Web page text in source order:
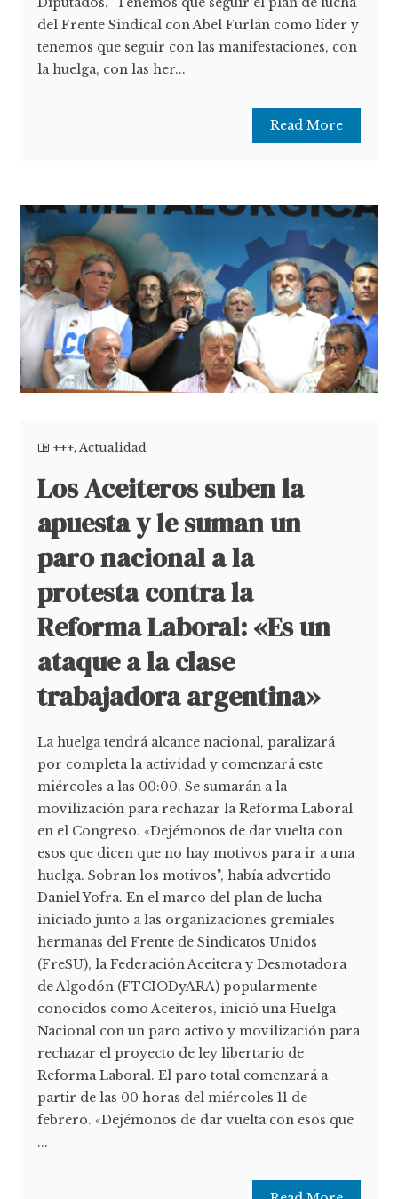
del Frente Sindical con Abel Furlán como líder y
tenemos que seguir con las manifestaciones, con
la huelga, con las her...
Read More
+++,Actualidad
Los Aceiteros suben la
apuesta y le suman un
paro nacional a la
protesta contra la
Reforma Laboral: «Es un
ataque a la clase
trabajadora argentina»
La huelga tendrá alcance nacional, paralizará
por completa la actividad y comenzará este
miércoles a las 00:00. Se sumarán a la
movilización para rechazar la Reforma Laboral
en el Congreso. «Dejémonos de dar vuelta con
esos que dicen que no hay motivos para ir a una
huelga. Sobran los motivos", había advertido
Daniel Yofra. En el marco del plan de lucha
iniciado junto a las organizaciones gremiales
hermanas del Frente de Sindicatos Unidos
(FreSU), la Federación Aceitera y Desmotadora
de Algodón (FTCIODyARA) popularmente
conocidos como Aceiteros, inició una Huelga
Nacional con un paro activo y movilización para
rechazar el proyecto de ley libertario de
Reforma Laboral. El paro total comenzará a
partir de las 00 horas del miércoles 11 de
febrero. «Dejémonos de dar vuelta con esos que
...